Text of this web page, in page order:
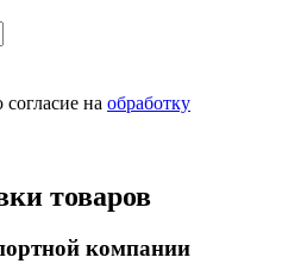
на обработку
товаров
компании